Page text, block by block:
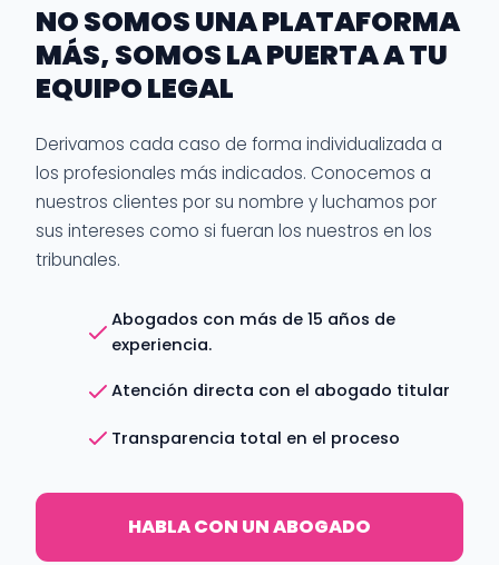
NO SOMOS UNA PLATAFORMA
MÁS, SOMOS LA PUERTA A TU
EQUIPO LEGAL
Derivamos cada caso de forma individualizada a
los profesionales más indicados. Conocemos a
nuestros clientes por su nombre y luchamos por
sus intereses como si fueran los nuestros en los
tribunales.
Abogados con más de 15 años de
experiencia.
Atención directa con el abogado titular
Transparencia total en el proceso
HABLA CON UN ABOGADO